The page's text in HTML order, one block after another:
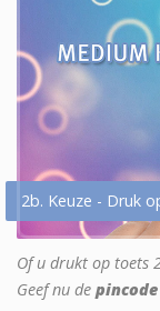
2b. Keuze - Druk
Of u drukt op toets
Geef nu de